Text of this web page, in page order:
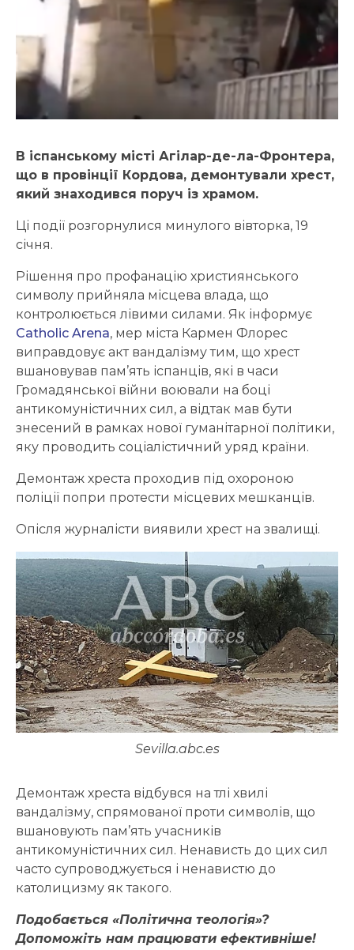
В іспанському місті Агілар-де-ла-Фронтера,
що в провінції Кордова, демонтували хрест,
який знаходився поруч із храмом.
Ці події розгорнулися минулого вівторка, 19
січня.
Рішення про профанацію християнського
символу прийняла місцева влада, що
контролюється лівими силами. Як інформує
Catholic Arena, мер міста Кармен Флорес
виправдовує акт вандалізму тим, що хрест
вшановував пам’ять іспанців, які в часи
Громадянської війни воювали на боці
антикомуністичних сил, а відтак мав бути
знесений в рамках нової гуманітарної політики,
яку проводить соціалістичний уряд країни.
Демонтаж хреста проходив під охороною
поліції попри протести місцевих мешканців.
Опісля журналісти виявили хрест на звалищі.
Sevilla.abc.es
Демонтаж хреста відбувся на тлі хвилі
вандалізму, спрямованої проти символів, що
вшановують пам’ять учасників
антикомуністичних сил. Ненависть до цих сил
часто супроводжується і ненавистю до
католицизму як такого.
Подобається «Політична теологія»?
Допоможіть нам працювати ефективніше!